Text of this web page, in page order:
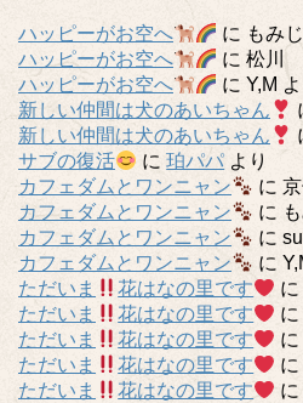
ハッピーがお空へ に もみじ
ハッピーがお空へ
に松川
ハッピーがお空へ
にY,M
新しい仲間は犬のあいちゃん
新しい仲間は犬のあいちゃん
サブの復活
に珀パパ より
カフェダムとワンニャン
に
カフェダムとワンニャン
に
カフェダムとワンニャン
に
カフェダムとワンニャン
に
ただいま
花はなの里です に
ただいま
花はなの里です
ただいま
花はなの里です
ただいま
花はなの里です
ただいま
花はなの里です